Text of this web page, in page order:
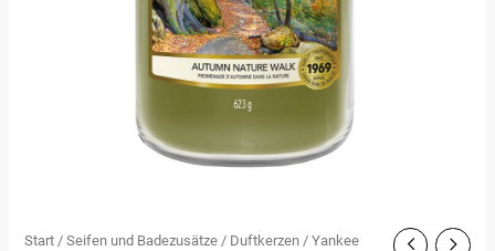
Start /Seifen und Badezusätze / Duftkerzen / Yankee